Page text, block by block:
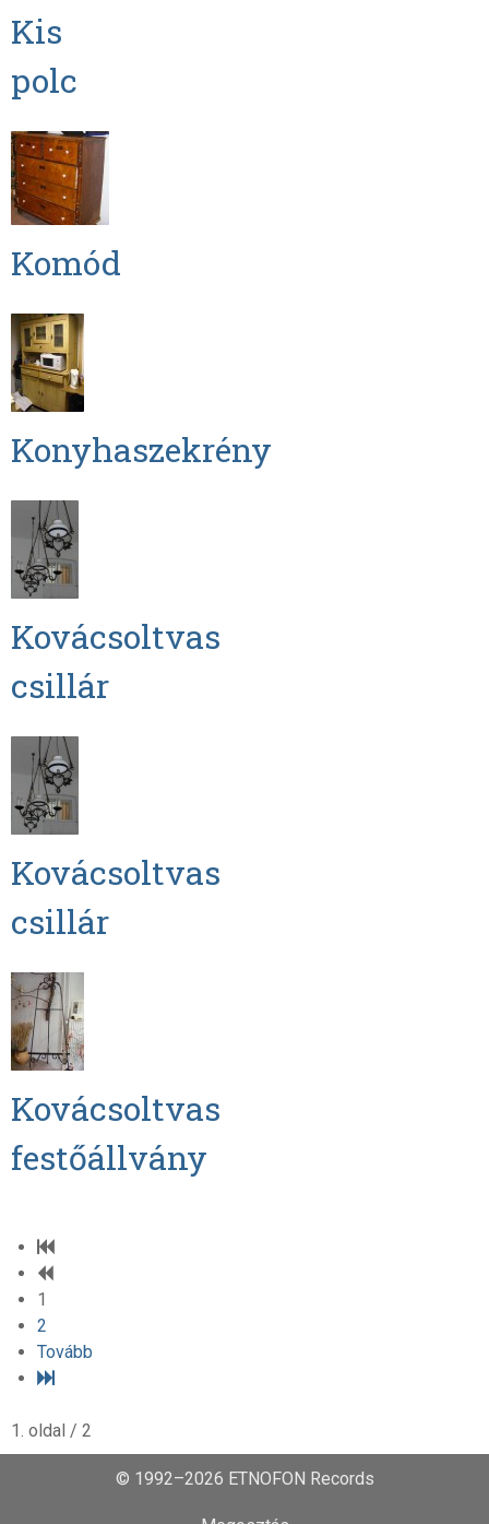
Kis
polc
Komód
Konyhaszekrény
Kovácsoltvas
csillár
Kovácsoltvas
csillár
Kovácsoltvas
festőállvány
1
2
Tovább
1. oldal / 2
© 1992–2026 ETNOFON Records